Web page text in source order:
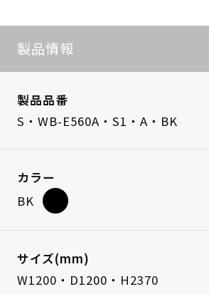
製品情報
製品品番
S・WB-E560A・S1・A・BK
カラー
BK
サイズ(mm)
W1200・D1200・H2370